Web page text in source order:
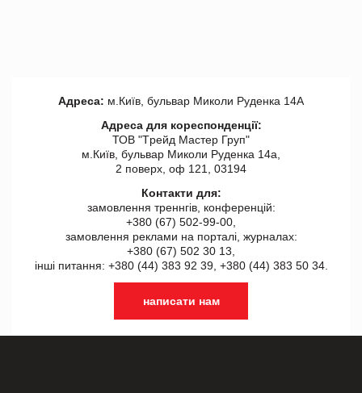
Адреса: м.Київ, бульвар Миколи Руденка 14А
Адреса для кореспонденції:
ТОВ "Tрейд Мастер Груп"
м.Київ, бульвар Миколи Руденка 14а,
2 поверх, оф 121, 03194
Контакти для:
замовлення треннгів, конференцій:
+380 (67) 502-99-00,
замовлення реклами на порталі, журналах:
+380 (67) 502 30 13,
інші питання: +380 (44) 383 92 39, +380 (44) 383 50 34.
написати нам